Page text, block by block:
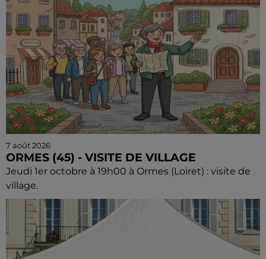
7 août 2026
ORMES (45) - VISITE DE VILLAGE
Jeudi 1er octobre à 19h00 à Ormes (Loiret) : visite de
village.